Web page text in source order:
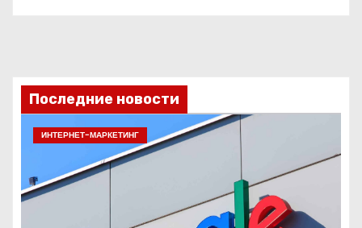
Последние новости
ИНТЕРНЕТ-МАРКЕТИНГ